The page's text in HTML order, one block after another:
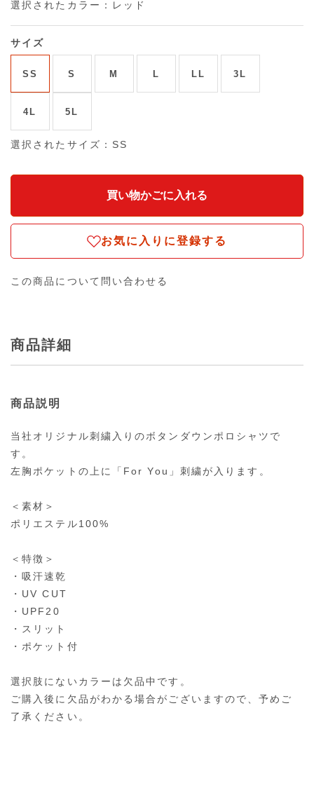
選択されたカラー：レッド
サイズ
SS S M L LL 3L
4L 5L
選択されたサイズ：SS
お気に入りに登録する
この商品について問い合わせる
商品詳細
商品説明
当社オリジナル刺繍入りのボタンダウンポロシャツで
す。
左胸ポケットの上に「For You」刺繍が入ります。
＜素材＞
ポリエステル100%
＜特徴＞
・吸汗速乾
・UV CUT
・UPF20
・スリット
・ポケット付
選択肢にないカラーは欠品中です。
ご購入後に欠品がわかる場合がございますので、予めご
了承ください。